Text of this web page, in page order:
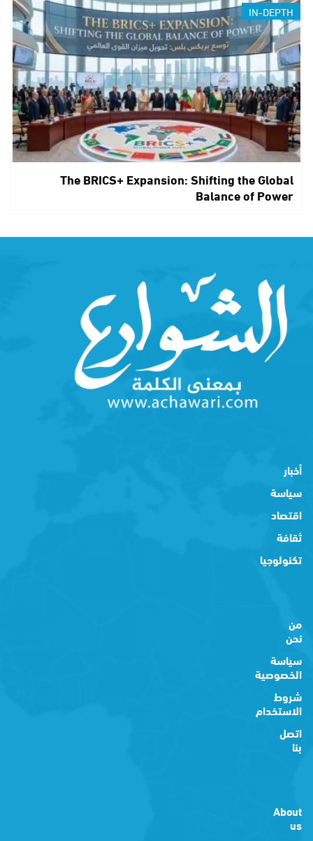
IN-DEPTH
The BRICS+ Expansion: Shifting the Global
Balance of Power
أخبار
سياسة
اقتصاد
ثقافة
تكنولوجيا
من
نحن
سياسة
الخصوصية
شروط
الاستخدام
اتصل
بنا
About
us